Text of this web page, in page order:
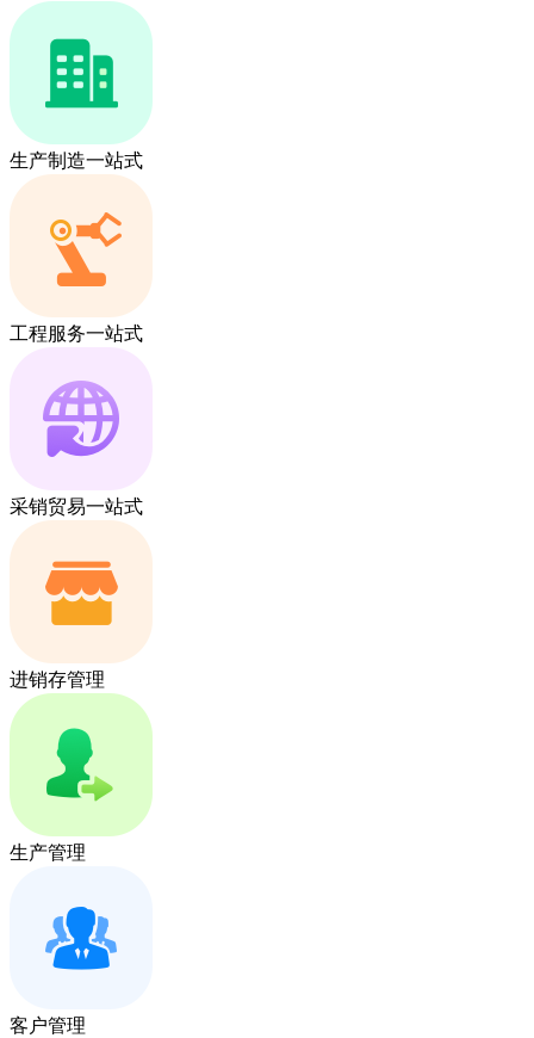
生产制造一站式
工程服务一站式
采销贸易一站式
进销存管理
生产管理
客户管理